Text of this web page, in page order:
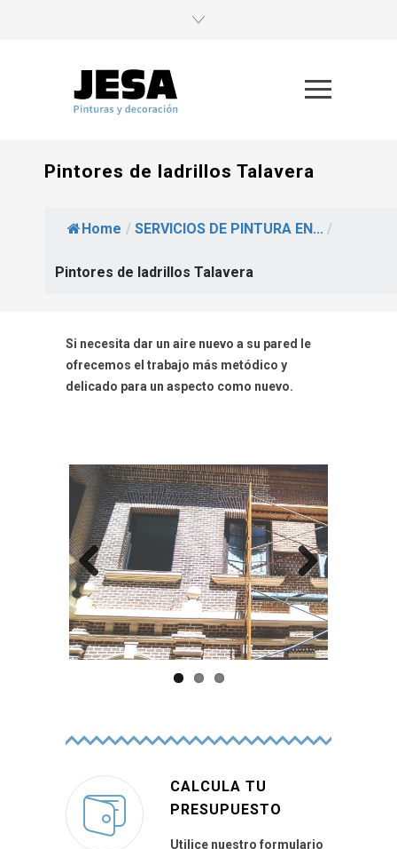
Pintores de ladrillos Talavera
Home / SERVICIOS DE PINTURA EN... /
Pintores de ladrillos Talavera
Si necesita dar un aire nuevo a su pared le
ofrecemos el trabajo más metódico y
delicado para un aspecto como nuevo.
Previo
us
Next
CALCULA TU
PRESUPUESTO
Utilice nuestro formulario